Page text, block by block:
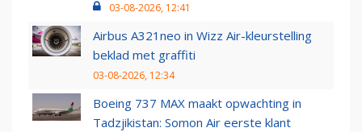
03-08-2026, 12:41
Airbus A321neo in Wizz Air-kleurstelling
beklad met graffiti
03-08-2026, 12:34
Boeing 737 MAX maakt opwachting in
Tadzjikistan: Somon Air eerste klant